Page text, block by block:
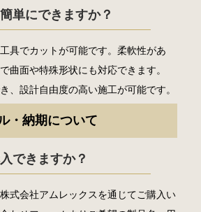
単にできますか？
具でカットが可能です。柔軟性があ
曲面や特殊形状にも対応できます。
、設計自由度の高い施工が可能です。
・納期について
できますか？
式会社アムレックスを通じてご購入い